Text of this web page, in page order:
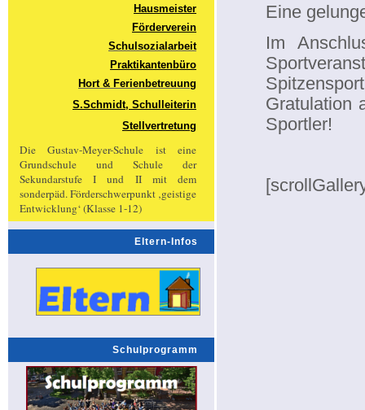
Hausmeister
Förderverein
Schulsozialarbeit
Praktikantenbüro
Hort & Ferienbetreuung
S.Schmidt, Schulleiterin
Stellvertretung
Die Gustav-Meyer-Schule ist eine
Grundschule und Schule der
Sekundarstufe I und II mit dem
sonderpäd. Förderschwerpunkt ‚geistige
Entwicklung‘ (Klasse 1-12)
Eltern-Infos
Schulprogramm
Eine
Im
Gratulation
Sportler!